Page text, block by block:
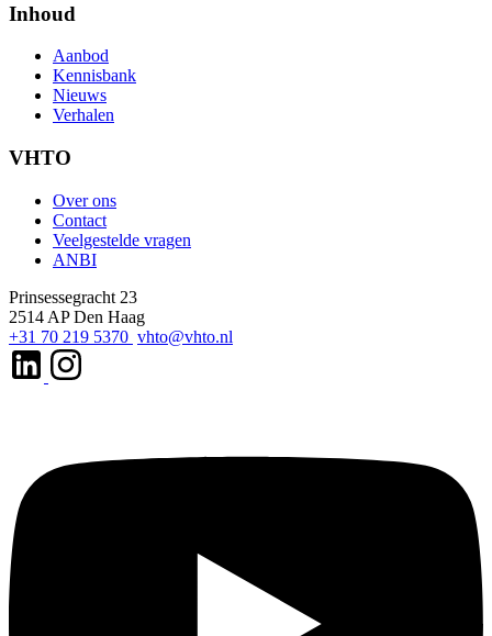
Inhoud
Aanbod
Kennisbank
Nieuws
Verhalen
VHTO
Over ons
Contact
Veelgestelde vragen
ANBI
Prinsessegracht 23
2514 AP Den Haag
+31 70 219 5370 vhto@vhto.nl